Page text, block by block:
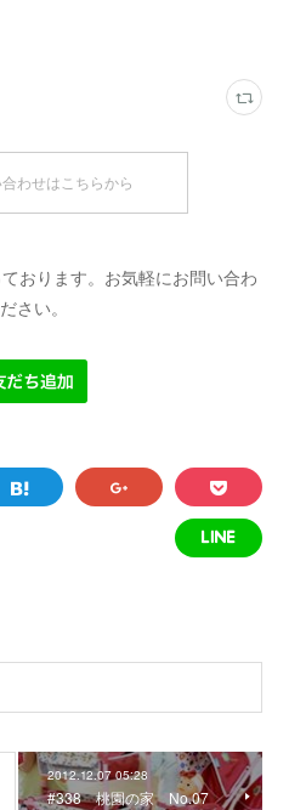
わせはこちらから
おります。お気軽にお問い合わ
さい。
2012.12.07 05:28
#338 桃園の家 No.07